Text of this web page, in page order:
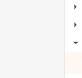
▶
▶
▶